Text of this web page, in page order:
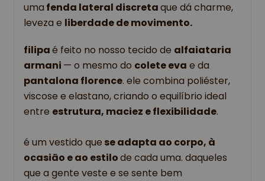
uma fenda lateral discreta que dá charme,
leveza e liberdade de movimento.
filipa é feito no nosso tecido de alfaiataria
armani — o mesmo do colete eva e da
pantalona florence. ele combina poliéster,
viscose e elastano, criando o equilíbrio ideal
entre estrutura, maciez e flexibilidade.
é um vestido que se adapta ao corpo, à
ocasião e ao estilo de cada uma. daqueles
que a gente veste e se sente bem